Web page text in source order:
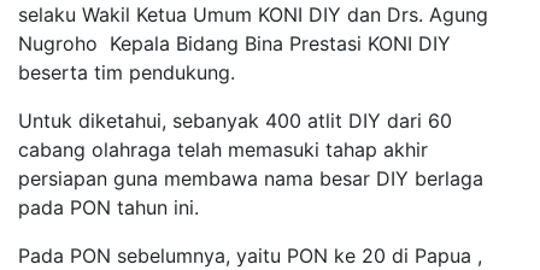
selaku Wakil Ketua Umum KONI DIY dan Drs. Agung
Nugroho Kepala Bidang Bina Prestasi KONI DIY
beserta tim pendukung.
Untuk diketahui, sebanyak 400 atlit DIY dari 60
cabang olahraga telah memasuki tahap akhir
persiapan guna membawa nama besar DIY berlaga
pada PON tahun ini.
Pada PON sebelumnya, yaitu PON ke 20 di Papua ,